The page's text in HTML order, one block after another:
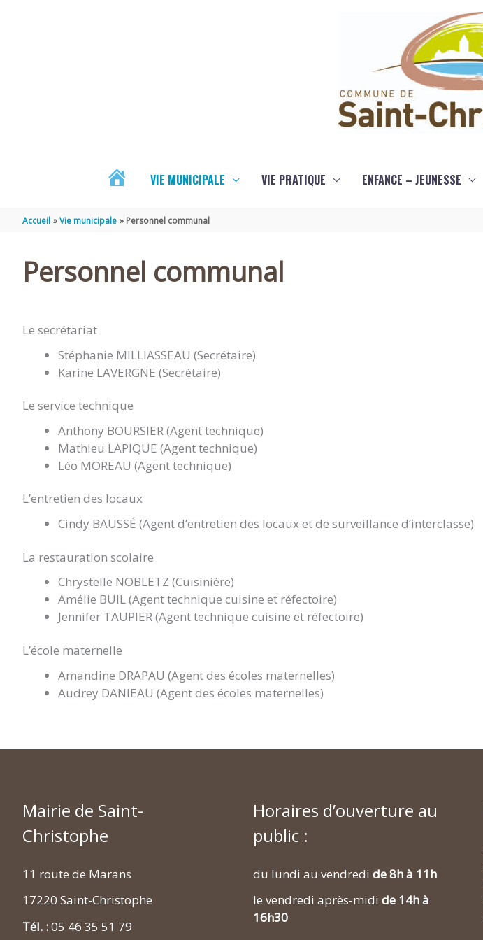
VIE MUNICIPALE VIE PRATIQUE ENFANCE – JEUNESSE
Accueil Vie municipale Personnel communal
Personnel communal
Le secrétariat
Stéphanie MILLIASSEAU (Secrétaire)
Karine LAVERGNE (Secrétaire)
Le service technique
Anthony BOURSIER (Agent technique)
Mathieu LAPIQUE (Agent technique)
Léo MOREAU (Agent technique)
L’entretien des locaux
Cindy BAUSSÉ (Agent d’entretien des locaux et de surveillance d’interclasse)
La restauration scolaire
Chrystelle NOBLETZ (Cuisinière)
Amélie BUIL (Agent technique cuisine et réfectoire)
Jennifer TAUPIER (Agent technique cuisine et réfectoire)
L’école maternelle
Amandine DRAPAU (Agent des écoles maternelles)
Audrey DANIEAU (Agent des écoles maternelles)
Mairie de Saint-
Christophe
11 route de Marans
17220 Saint-Christophe
Tél. :05 46 35 51 79
Horaires d’ouverture au
public :
du lundi au vendredi de 8h à 11h
le vendredi après-midi de 14h à
16h30